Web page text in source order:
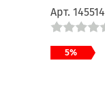
Арт. 145514
5%
Link
Link